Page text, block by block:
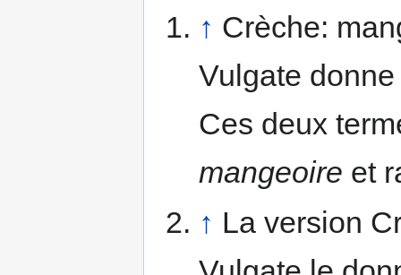
↑ Crèche:
Vulgate
Ces deux
mangeoire et
↑ La version